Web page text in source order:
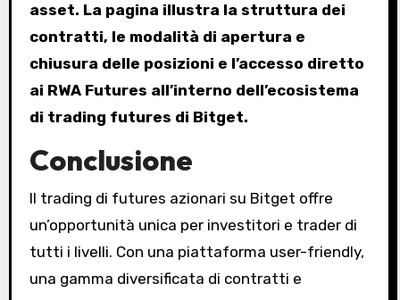
asset. La pagina illustra la struttura dei
contratti, le modalità di apertura e
chiusura delle posizioni e l’accesso diretto
ai RWA Futures all’interno dell’ecosistema
di trading futures di Bitget.
Conclusione
Il trading di futures azionari su Bitget offre
un’opportunità unica per investitori e trader di
tutti i livelli. Con una piattaforma user-friendly,
una gamma diversificata di contratti e